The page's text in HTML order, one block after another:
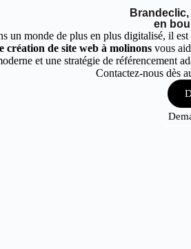
en
un monde de plus en plus digitalisé, il
création de site web à molinons vous
et une stratégie de référencement
Contactez-nous dès